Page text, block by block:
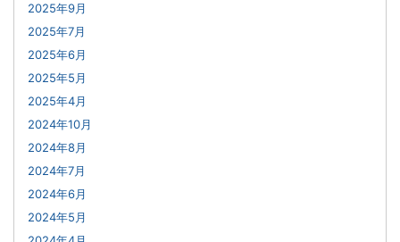
2025年9月
2025年7月
2025年6月
2025年5月
2025年4月
2024年10月
2024年8月
2024年7月
2024年6月
2024年5月